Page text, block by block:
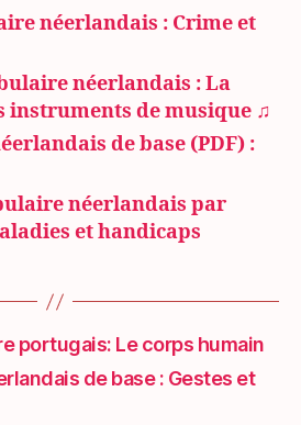
néerlandais : Crime et
néerlandais : La
instruments de musique ♫
de base (PDF) :
néerlandais par
et handicaps
portugais: Le corps humain
de base : Gestes et